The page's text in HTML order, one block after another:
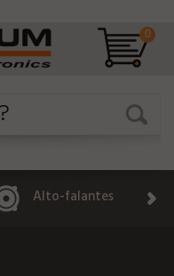
0
Alto-falantes